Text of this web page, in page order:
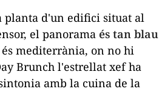
planta d'un edifici situat al
el panorama és tan blau
mediterrània, on no hi
Brunch l'estrellat xef ha
amb la cuina de la